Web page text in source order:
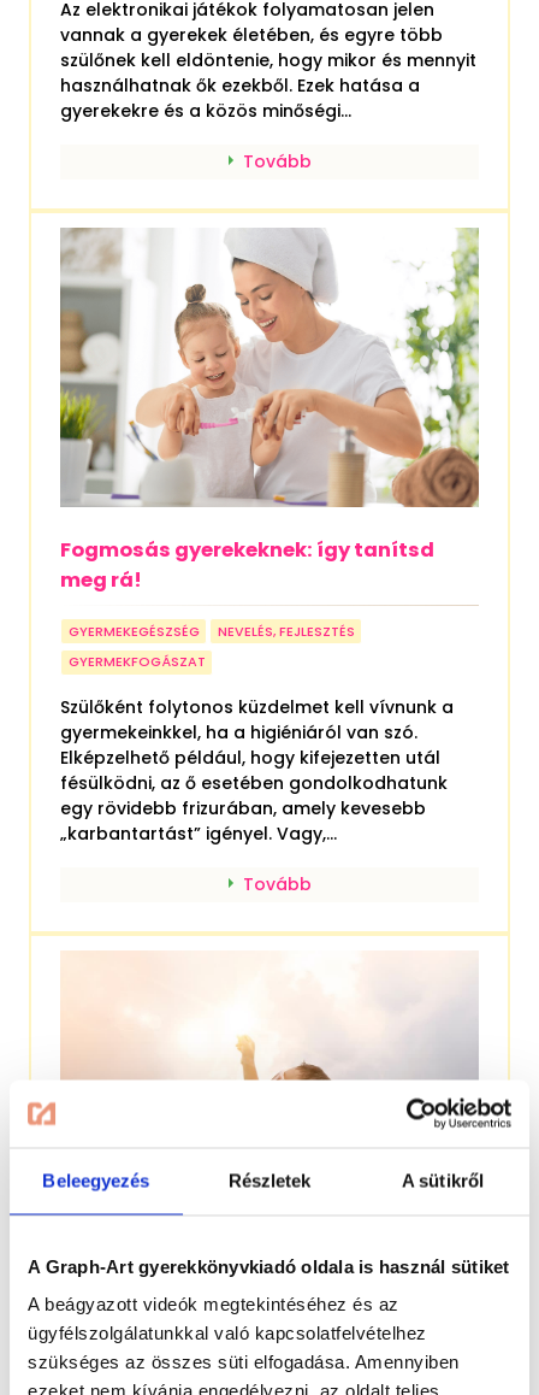
Beleegyezés Részletek A sütikről
A Graph-Art gyerekkönyvkiadó oldala is használ sütiket
A beágyazott videók megtekintéséhez és az
ügyfélszolgálatunkkal való kapcsolatfelvételhez
szükséges az összes süti elfogadása. Amennyiben
ezeket nem kívánja engedélyezni, az oldalt teljes
Az elektronikai játékok folyamatosan jelen
vannak a gyerekek életében, és egyre több
szülőnek kell eldöntenie, hogy mikor és mennyit
használhatnak ők ezekből. Ezek hatása a
gyerekekre és a közös minőségi...
Tovább
Fogmosás gyerekeknek: így tanítsd
meg rá!
GYERMEKEGÉSZSÉG
NEVELÉS, FEJLESZTÉS
GYERMEKFOGÁSZAT
Szülőként folytonos küzdelmet kell vívnunk a
gyermekeinkkel, ha a higiéniáról van szó.
Elképzelhető például, hogy kifejezetten utál
fésülködni, az ő esetében gondolkodhatunk
egy rövidebb frizurában, amely kevesebb
„karbantartást” igényel. Vagy,...
Tovább
Érzelmi intelligencia fejlesztése
gyerekeknek – 5 dolog, amire érdemes
figyelni
GYERMEKPSZICHOLÓGIA NEVELÉS, FEJLESZTÉS